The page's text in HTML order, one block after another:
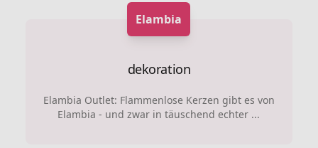
Elambia
dekoration
Elambia Outlet: Flammenlose Kerzen gibt es von
Elambia - und zwar in täuschend echter ...